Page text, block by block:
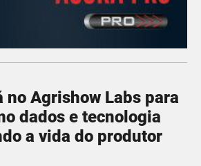
no Agrishow Labs para
dados e tecnologia
a vida do produtor